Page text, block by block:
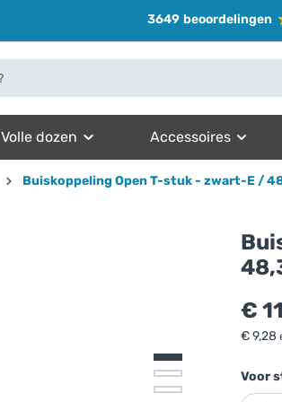
3649 beoordelingen
Volle dozen Accessoires
Buiskoppeling Open T-stuk - zwart-E /
€
€9,28
Voor